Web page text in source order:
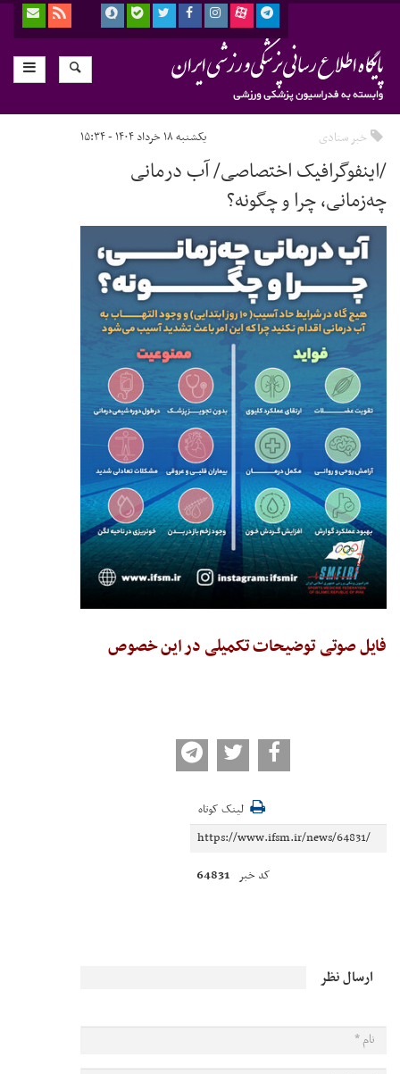
خبر ستادی یکشنبه ۱۸ خرداد ۱۴۰۴ - ۱۵:۳۴
/اینفوگرافیک اختصاصی/ آب درمانی
چه‌زمانی، چرا و چگونه؟
فایل صوتی توضیحات تکمیلی در این خصوص
لینک کوتاه
کد خبر 64831
ارسال نظر